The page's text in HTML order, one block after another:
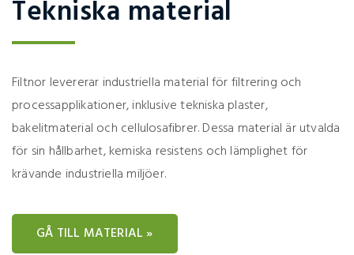
Tekniska material
Filtnor levererar industriella material för filtrering och
processapplikationer, inklusive tekniska plaster,
bakelitmaterial och cellulosafibrer. Dessa material är utvalda
för sin hållbarhet, kemiska resistens och lämplighet för
krävande industriella miljöer.
GÅ TILL MATERIAL »